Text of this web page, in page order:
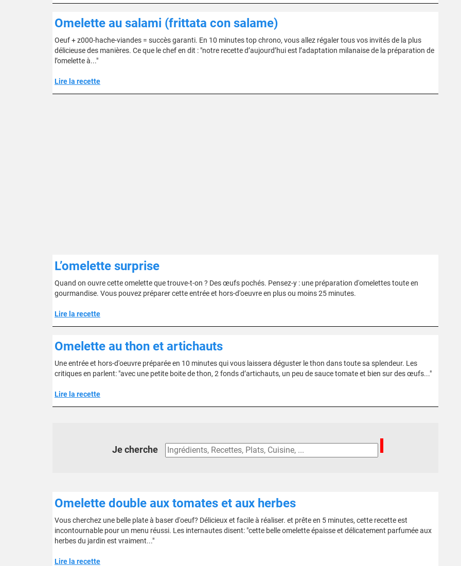
Omelette au salami (frittata con salame)
Oeuf + z000-hache-viandes = succès garanti. En 10 minutes top chrono, vous allez régaler tous vos invités de la plus
délicieuse des manières. Ce que le chef en dit : "notre recette d’aujourd’hui est l’adaptation milanaise de la préparation de
l’omelette à..."
Lire la recette
L’omelette surprise
Quand on ouvre cette omelette que trouve-t-on ? Des œufs pochés. Pensez-y : une préparation d'omelettes toute en
gourmandise. Vous pouvez préparer cette entrée et hors-d'oeuvre en plus ou moins 25 minutes.
Lire la recette
Omelette au thon et artichauts
Une entrée et hors-d'oeuvre préparée en 10 minutes qui vous laissera déguster le thon dans toute sa splendeur. Les
critiques en parlent: "avec une petite boite de thon, 2 fonds d’artichauts, un peu de sauce tomate et bien sur des œufs..."
Lire la recette
Je cherche
Omelette double aux tomates et aux herbes
Vous cherchez une belle plate à baser d'oeuf? Délicieux et facile à réaliser. et prête en 5 minutes, cette recette est
incontournable pour un menu réussi. Les internautes disent: "cette belle omelette épaisse et délicatement parfumée aux
herbes du jardin est vraiment..."
Lire la recette